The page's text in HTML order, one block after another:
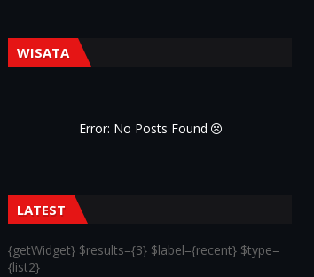
WISATA
Error: No Posts Found
LATEST
{getWidget} $results={3} $label={recent} $type=
{list2}